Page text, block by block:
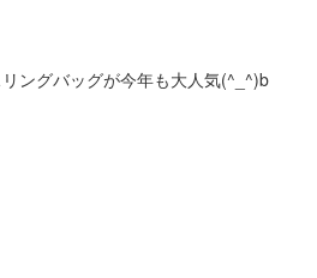
ングバッグが今年も大人気(^_^)b